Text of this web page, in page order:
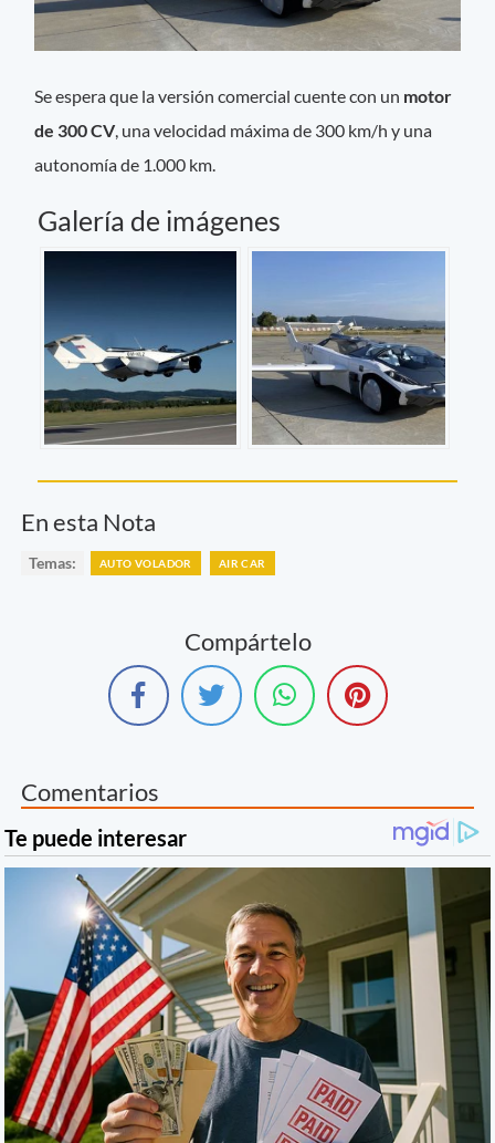
Se espera que la versión comercial cuente con un motor
de 300 CV, una velocidad máxima de 300 km/h y una
autonomía de 1.000 km.
Galería de imágenes
En esta Nota
Temas: AUTO VOLADOR AIR CAR
Compártelo
Comentarios